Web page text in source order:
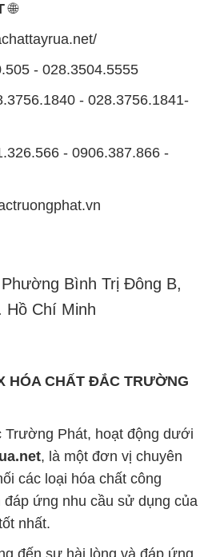
Chí Minh
, là một đơn vị chuyên
các loại hóa chất công
ứng nhu cầu sử dụng của
đến sự hài lòng và đáp ứng
hàng với tiêu chí hàng đầu.
sản phẩm hóa chất với
nguyên tắc quan trọng
của chúng tôi. Chúng tôi
sản phẩm mà chúng tôi cung
chuẩn chất lượng cao, đáp
lòng đối tác. Đồng thời,
trì mức giá hợp lý, nhằm xây
lai bền vững cùng đối
triển.